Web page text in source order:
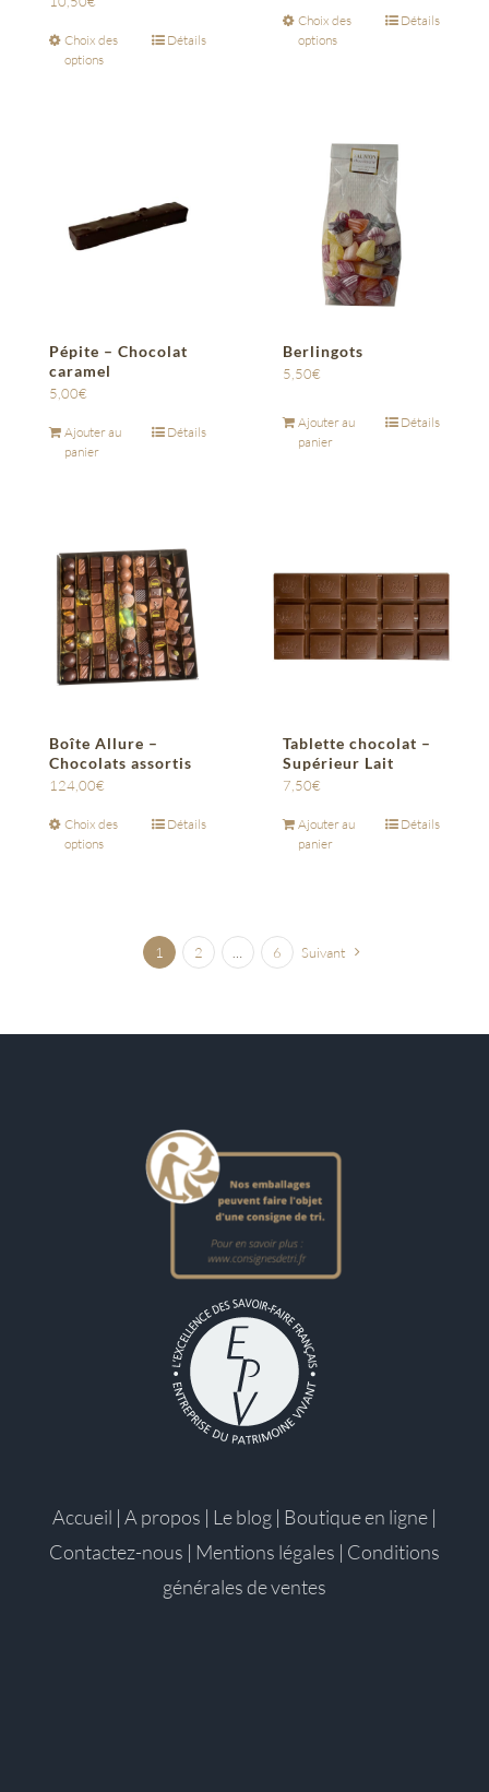
Choix des
options
Détails
Choix des
options
Détails
Pépite – Chocolat
caramel
5,00€
Ajouter au
panier
Détails
Berlingots
5,50€
Ajouter au
panier
Détails
Boîte Allure –
Chocolats assortis
124,00€
Choix des
options
Détails
Tablette chocolat –
Supérieur Lait
7,50€
Ajouter au
panier
Détails
1 2 6 Suivant
Accueil | A propos | Le blog | Boutique en ligne |
Contactez-nous | Mentions légales | Conditions
générales de ventes